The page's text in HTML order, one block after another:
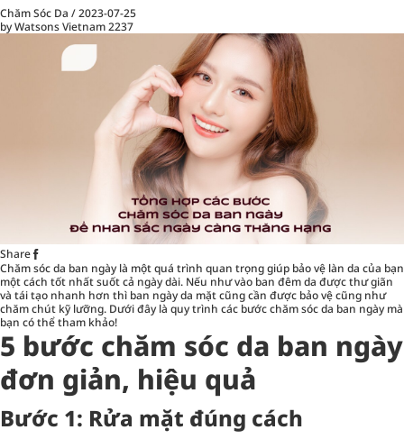
Chăm Sóc Da /2023-07-25
by Watsons Vietnam2237
Share
Chăm sóc da ban ngày là một quá trình quan trọng giúp bảo vệ làn da của bạn
một cách tốt nhất suốt cả ngày dài. Nếu như vào ban đêm da được thư giãn
và tái tạo nhanh hơn thì ban ngày da mặt cũng cần được bảo vệ cũng như
chăm chút kỹ lưỡng. Dưới đây là quy trình các bước chăm sóc da ban ngày mà
bạn có thể tham khảo!
5 bước chăm sóc da ban ngày
đơn giản, hiệu quả
Bước 1: Rửa mặt đúng cách